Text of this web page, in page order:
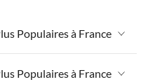
Populaires à France
Populaires à France